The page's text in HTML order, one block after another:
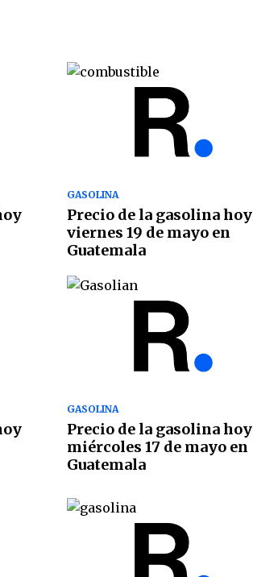
GASOLINA
Precio de la gasolina hoy
viernes 19 de mayo en
Guatemala
GASOLINA
Precio de la gasolina hoy
miércoles 17 de mayo en
Guatemala